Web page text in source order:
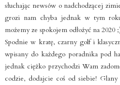
słuchając newsów o nadchodzącej
grozi nam chyba jednak w tym
możemy ze spokojem odłożyć na 2020
Spodnie w kratę, czarny golf i
wpisany do każdego poradnika pod
jednak ciężko przychodzi Wam
codzie, dodajcie coś od siebie! Glany